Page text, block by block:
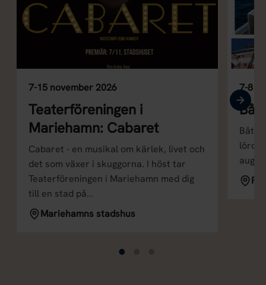
7-15 november 2026
Teaterföreningen i
Mariehamn: Cabaret
Cabaret - en musikal om kärlek, livet och
det som växer i skuggorna. I höst tar
Teaterföreningen i Mariehamn med dig
till en stad på…
Mariehamns stadshus
7-8